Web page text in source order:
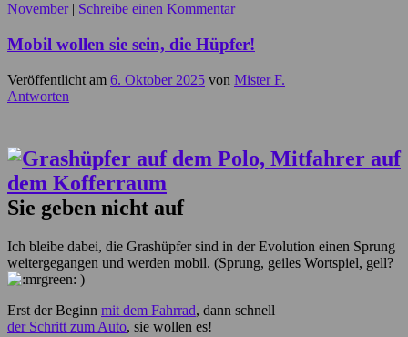
November | Schreibe einen Kommentar
Mobil wollen sie sein, die Hüpfer!
Veröffentlicht am 6. Oktober 2025 von Mister F.
Antworten
Sie geben nicht auf
Ich bleibe dabei, die Grashüpfer sind in der Evolution einen Sprung
weitergegangen und werden mobil. (Sprung, geiles Wortspiel, gell?
)
Erst der Beginn mit dem Fahrrad, dann schnell
der Schritt zum Auto, sie wollen es!